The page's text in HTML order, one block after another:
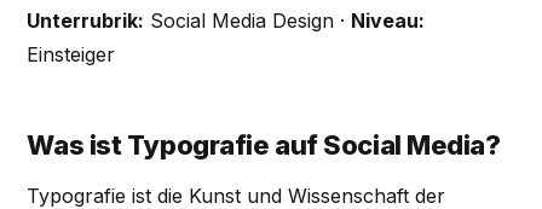
Unterrubrik: Social Media Design · Niveau:
Einsteiger
Was ist Typografie auf Social Media?
Typografie ist die Kunst und Wissenschaft der